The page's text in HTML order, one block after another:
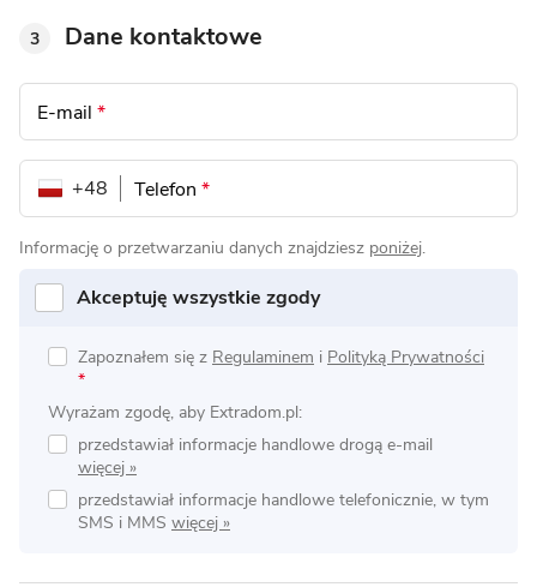
3 Dane kontaktowe
E-mail *
Telefon *
+48
Informację o przetwarzaniu danych znajdziesz poniżej.
Akceptuję wszystkie zgody
Zapoznałem się z Regulaminem i Polityką Prywatności
*
Wyrażam zgodę, aby Extradom.pl:
przedstawiał informacje handlowe drogą e-mail
przedstawiał informacje handlowe telefonicznie, w tym
SMS i MMS